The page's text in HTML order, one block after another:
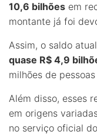
10,6 bilhões em
montante já foi
Assim, o saldo
quase R$ 4,9
milhões de
Além disso, esses
em origens
no serviço oficial